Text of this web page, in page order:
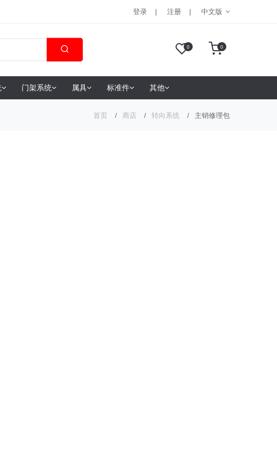
登录 注册 中文版
0 0
门架系统 属具 标准件 其他
首页 商店 转向系统 主销修理包